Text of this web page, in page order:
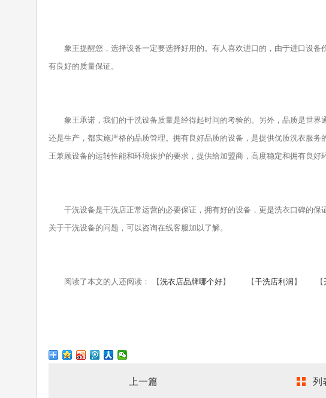
象王提醒您，选择设备一定要选择好用的。有人喜欢进口的，由于进口设备
有良好的质量保证。
象王承诺，我们的干洗设备质量是经得起时间的考验的。另外，品质是世界
还是生产，都实施严格的品质管理。拥有良好品质的设备，是提供优质洗衣服
王兼顾设备的运转性能和环境保护的要求，提供给加盟商，高度稳定和拥有良好
干洗设备是干洗店正常运营的必要保证，拥有好的设备，更是洗衣口碑的保
关于干洗设备的问题，可以咨询在线客服加以了解。
阅读了本文的人还阅读： 【洗衣店品牌哪个好】 【干洗店利润 】 【
上一篇 列